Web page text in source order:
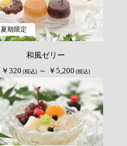
夏期限定
和風ゼリー
￥320 (税込)～ ￥5,200 (税込)